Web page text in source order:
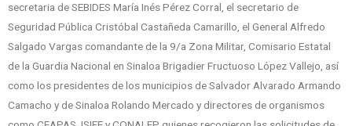
secretaria de SEBIDES María Inés Pérez Corral, el secretario de
Seguridad Pública Cristóbal Castañeda Camarillo, el General Alfredo
Salgado Vargas comandante de la 9/a Zona Militar, Comisario Estatal
de la Guardia Nacional en Sinaloa Brigadier Fructuoso López Vallejo, así
como los presidentes de los municipios de Salvador Alvarado Armando
Camacho y de Sinaloa Rolando Mercado y directores de organismos